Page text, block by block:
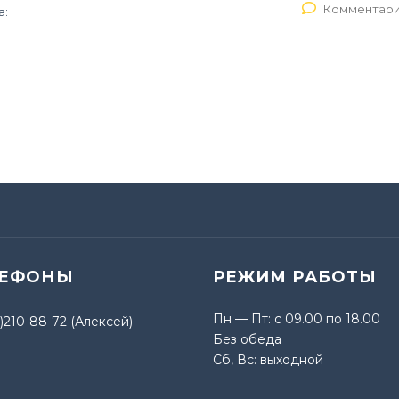
88-72 (Алексей)
РЕЖИМ РАБОТЫ
Пн — Пт: с 09.00 по 18.00
Без обеда
Сб, Вс: выходной